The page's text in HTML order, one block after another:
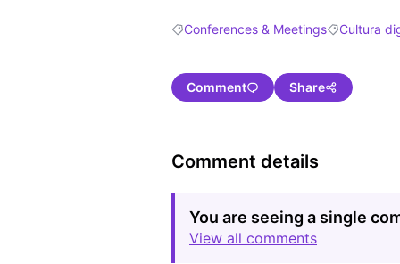
Filter results for: Conferences &
Conferences & MeetingsFilter results
Cultura
Comment Share
Comment details
You are seeing a single
View all comments